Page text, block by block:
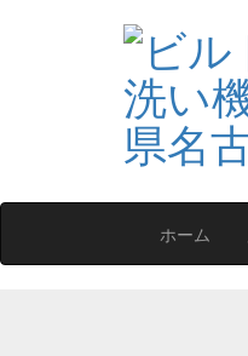
ホーム